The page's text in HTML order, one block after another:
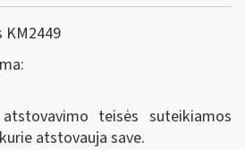
KM2449
teisės suteikiamos
atstovauja save.